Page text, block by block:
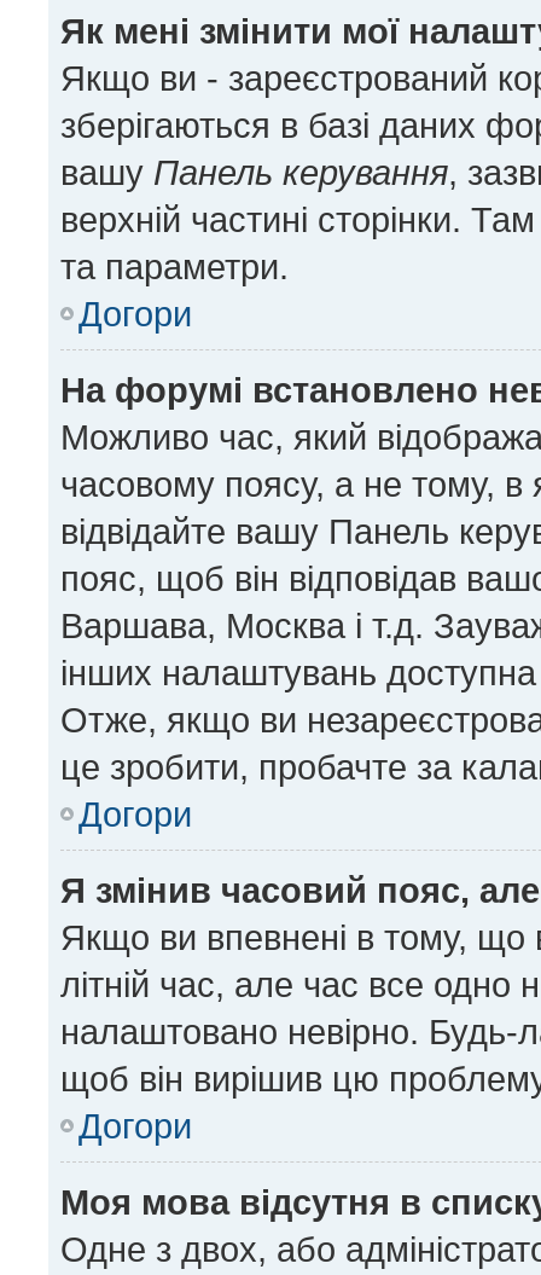
Як мені змінити мої
Якщо ви - зареєстрований
зберігаються в базі даних
вашу Панель керування,
верхній частині сторінки.
та параметри.
Догори
На форумі встановлено
Можливо час, який
часовому поясу, а не тому, в
відвідайте вашу Панель
пояс, щоб він відповідав
Варшава, Москва і т.д.
інших налаштувань
Отже, якщо ви
це зробити, пробачте за
Догори
Я змінив часовий пояс,
Якщо ви впевнені в тому, що
літній час, але час все одно
налаштовано невірно. Будь-
щоб він вирішив цю
Догори
Моя мова відсутня в
Одне з двох, або